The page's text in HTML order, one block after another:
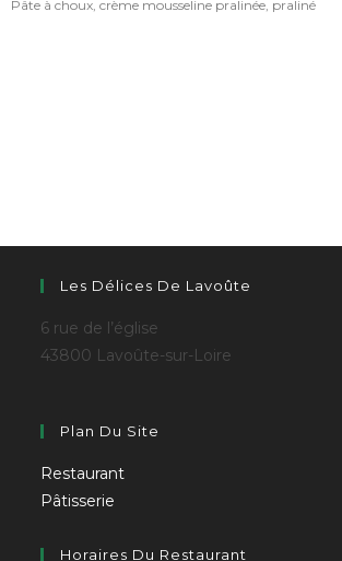
Pâte à choux, crème mousseline pralinée, praliné
Les Délices De Lavoûte
6 rue de l’église
43800 Lavoûte-sur-Loire
Plan Du Site
Restaurant
Pâtisserie
Horaires Du Restaurant